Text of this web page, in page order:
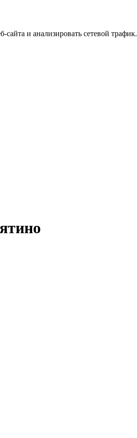
и анализировать сетевой трафик.